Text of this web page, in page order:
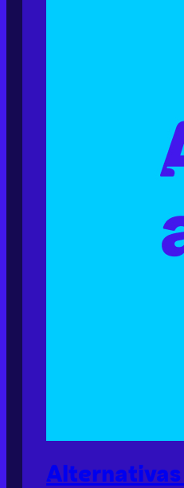
Alternativas